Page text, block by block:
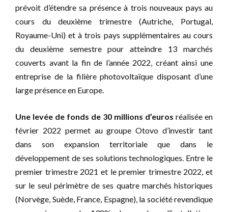
prévoit d’étendre sa présence à trois nouveaux pays au
cours du deuxième trimestre (Autriche, Portugal,
Royaume-Uni) et à trois pays supplémentaires au cours
du deuxième semestre pour atteindre 13 marchés
couverts avant la fin de l’année 2022, créant ainsi une
entreprise de la filière photovoltaïque disposant d’une
large présence en Europe.
Une levée de fonds de 30 millions d’euros réalisée en
février 2022 permet au groupe Otovo d’investir tant
dans son expansion territoriale que dans le
développement de ses solutions technologiques. Entre le
premier trimestre 2021 et le premier trimestre 2022, et
sur le seul périmètre de ses quatre marchés historiques
(Norvège, Suède, France, Espagne), la société revendique